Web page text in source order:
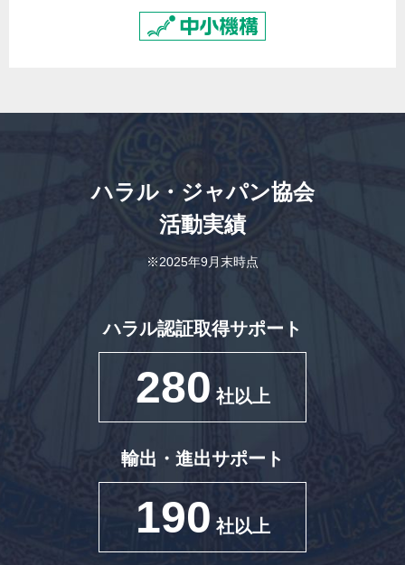
ハラル・ジャパン協会
活動実績
※2025年9月末時点
ハラル認証取得サポート
280 社以上
輸出・進出サポート
190 社以上